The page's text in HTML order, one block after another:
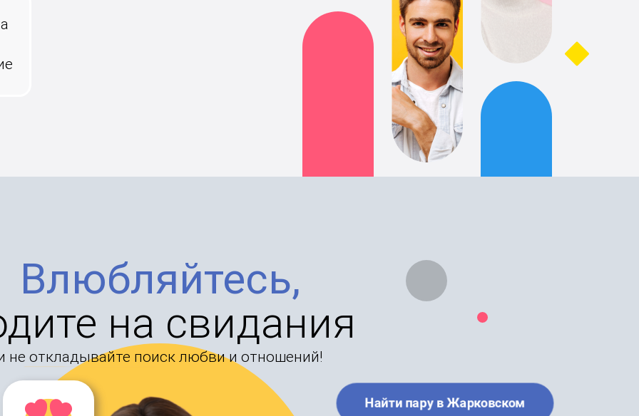
Влюбляйтесь,
на свидания
не откладывайте поиск любви и отношений!
Найти пару в Жарковском